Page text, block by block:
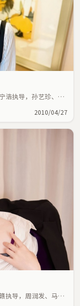
浩执导，孙艺珍、秦
2010/04/27
执导，周润发、马思